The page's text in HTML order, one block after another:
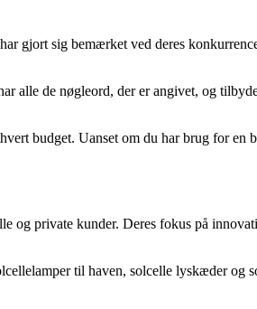
gjort sig bemærket ved deres
alle de nøgleord, der er angivet, og
budget. Uanset om du har brug for en
og private kunder. Deres fokus på
til haven, solcelle lyskæder og